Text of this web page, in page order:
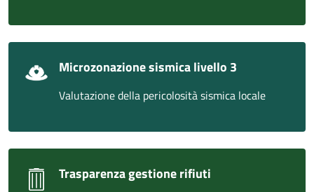
Microzonazione sismica livello 3
Valutazione della pericolosità sismica locale
Trasparenza gestione rifiuti